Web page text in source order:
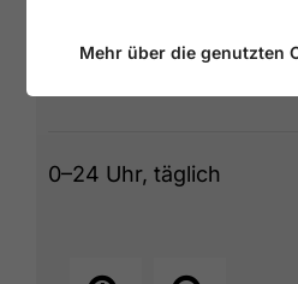
0–24 Uhr, täglich
Mehr über die genutzten